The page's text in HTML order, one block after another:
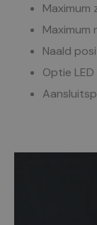
Maximum
Maximum
Naald
Optie